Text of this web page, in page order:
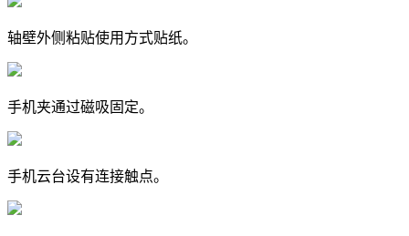
轴壁外侧粘贴使用方式贴纸。
手机夹通过磁吸固定。
手机云台设有连接触点。